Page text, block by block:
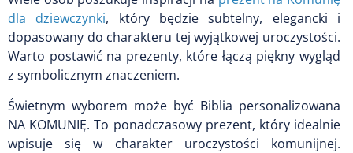
dla dziewczynki, który będzie subtelny, elegancki i
dopasowany do charakteru tej wyjątkowej uroczystości.
Warto postawić na prezenty, które łączą piękny wygląd
z symbolicznym znaczeniem.
Świetnym wyborem może być Biblia personalizowana
NA KOMUNIĘ. To ponadczasowy prezent, który idealnie
wpisuje się w charakter uroczystości komunijnej.